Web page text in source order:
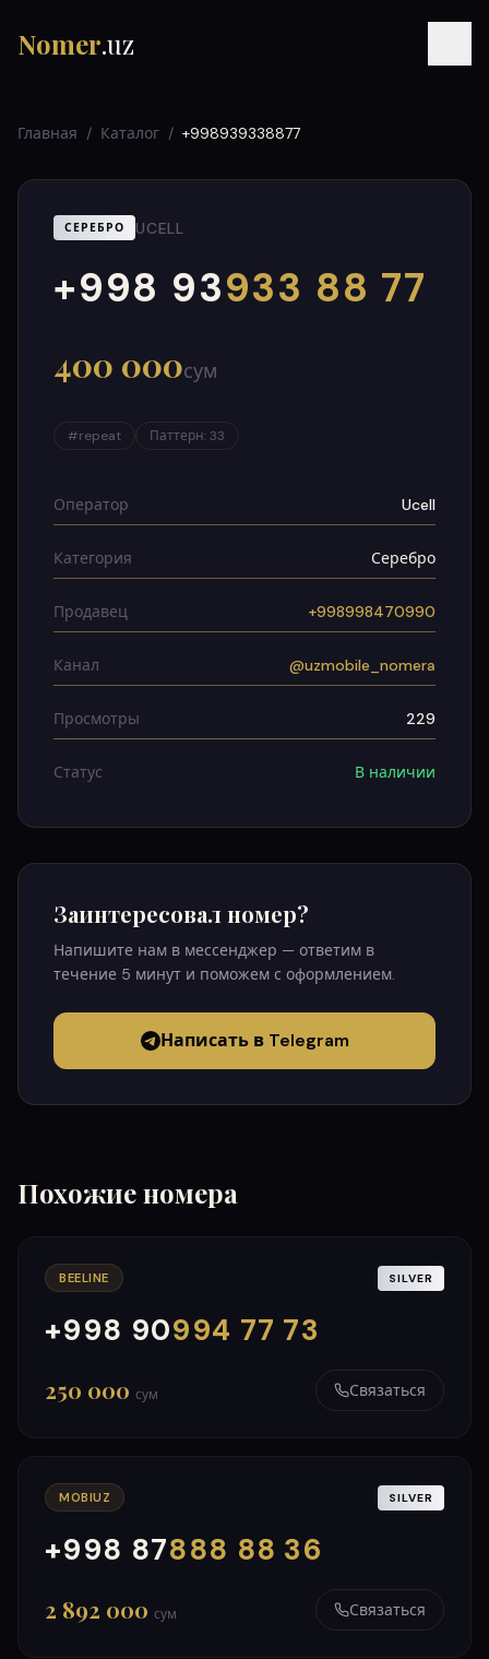
Nomer.uz
UZ УЗ
Главная / Каталог / +998939338877
СЕРЕБРО UCELL
+998 93933 88 77
000
999
400 000сум
#repeat Паттерн:33
Оператор Ucell
Категория Серебро
Продавец +998998470990
Канал @uzmobile_nomera
Просмотры 229
Статус В наличии
Заинтересовал номер?
Напишите нам в мессенджер — ответим в
течение 5 минут и поможем с оформлением.
Написать в Telegram
Похожие номера
BEELINE SILVER
+998 90994 77 73
000
999
250 000 сум Связаться
MOBIUZ SILVER
+998 87888 88 36
000
999
2 892 000 сум Связаться